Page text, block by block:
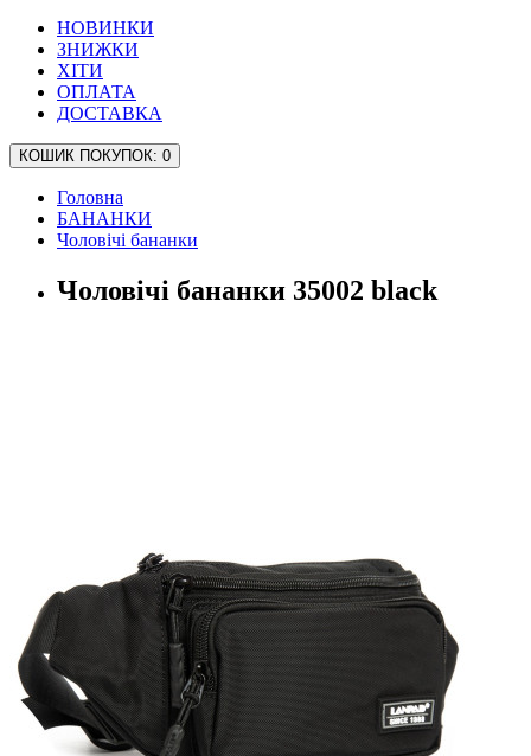
НОВИНКИ
ЗНИЖКИ
ХІТИ
ОПЛАТА
ДОСТАВКА
КОШИК ПОКУПОК: 0
Головна
БАНАНКИ
Чоловічі бананки
Чоловічі бананки 35002 black